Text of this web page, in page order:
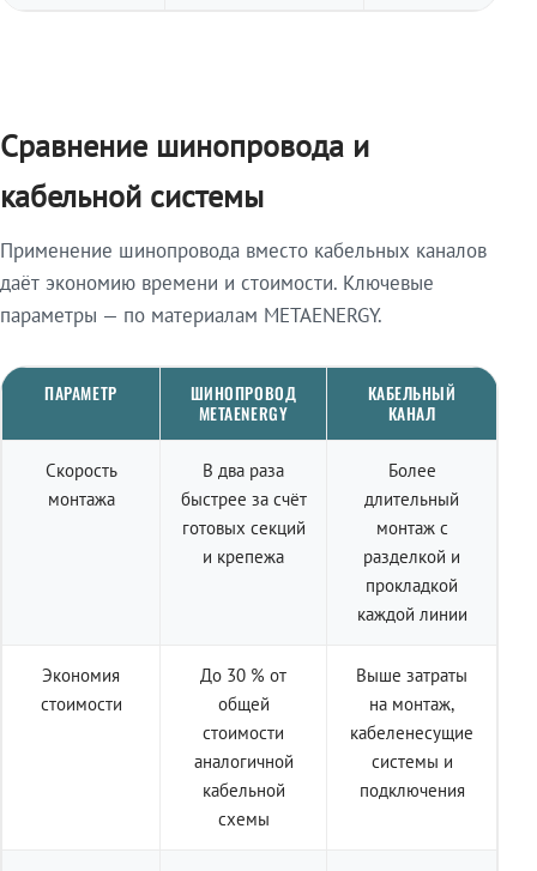
Сравнение шинопровода и
кабельной системы
Применение шинопровода вместо кабельных каналов
даёт экономию времени и стоимости. Ключевые
параметры — по материалам METAENERGY.
ПАРАМЕТР
ШИНОПРОВОД
METAENERGY
КАБЕЛЬНЫЙ
КАНАЛ
Скорость
монтажа
В два раза
быстрее за счёт
готовых секций
и крепежа
Более
длительный
монтаж с
разделкой и
прокладкой
каждой линии
Экономия
стоимости
До 30 % от
общей
стоимости
аналогичной
кабельной
схемы
Выше затраты
на монтаж,
кабеленесущие
системы и
подключения